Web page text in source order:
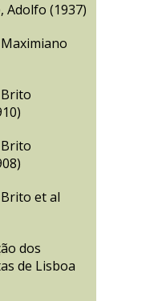
Adolfo (1937)
et al
dos
de Lisboa